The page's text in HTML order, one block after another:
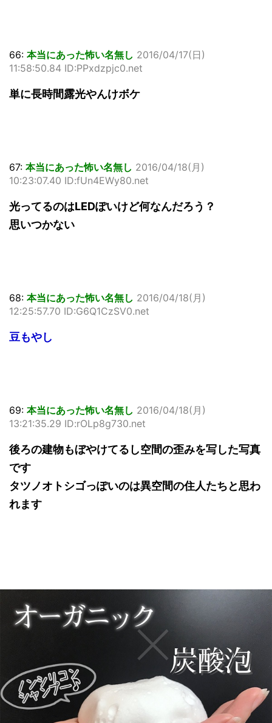
66: 本当にあった怖い名無し 2016/04/17(日)
11:58:50.84 ID:PPxdzpjc0.net
単に長時間露光やんけボケ
67: 本当にあった怖い名無し 2016/04/18(月)
10:23:07.40 ID:fUn4EWy80.net
光ってるのはLEDぽいけど何なんだろう？
思いつかない
68: 本当にあった怖い名無し 2016/04/18(月)
12:25:57.70 ID:G6Q1CzSV0.net
豆もやし
69: 本当にあった怖い名無し 2016/04/18(月)
13:21:35.29 ID:rOLp8g730.net
後ろの建物もぼやけてるし空間の歪みを写した写真
です
タツノオトシゴっぽいのは異空間の住人たちと思わ
れます